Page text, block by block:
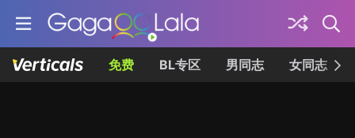
免费 BL专区 男同志 女同志